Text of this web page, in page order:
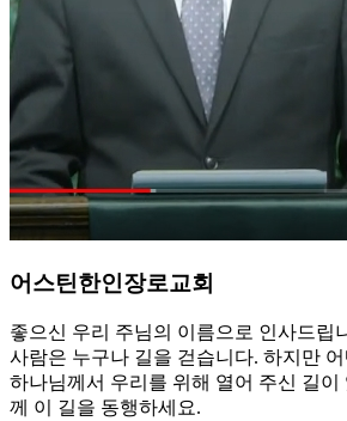
어스틴한인장로교회
좋으신 우리 주님의 이름으로 인사드립
사람은 누구나 길을 걷습니다. 하지만
하나님께서 우리를 위해 열어 주신 길
께 이 길을 동행하세요.